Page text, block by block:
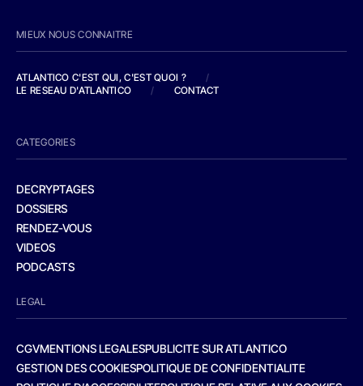
MIEUX NOUS CONNAITRE
ATLANTICO C'EST QUI, C'EST QUOI ?
/
LE RESEAU D'ATLANTICO
/ CONTACT
CATEGORIES
DECRYPTAGES
DOSSIERS
RENDEZ-VOUS
VIDEOS
PODCASTS
LEGAL
CGVMENTIONS LEGALESPUBLICITE SUR ATLANTICO
GESTION DES COOKIESPOLITIQUE DE CONFIDENTIALITE